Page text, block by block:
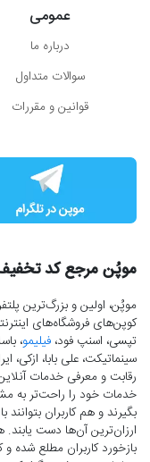
عمومی
درباره ما
سوالات متداول
قوانین و مقررات
موپُن مرجع کد
موپُن، اولین و بزرگ‌ترین
کوپن‌های فروشگاه‌های
تپسی، اسنپ فود، فیلیمو،
سینماتیکت، علی بابا،
رقابت و معرفی خدمات
خدمات خود را راحت‌تر به
بگیرند و هم کاربران
ارزان‌ترین آن‌ها دست‌ یابند.
بازخورد کاربران مطلع